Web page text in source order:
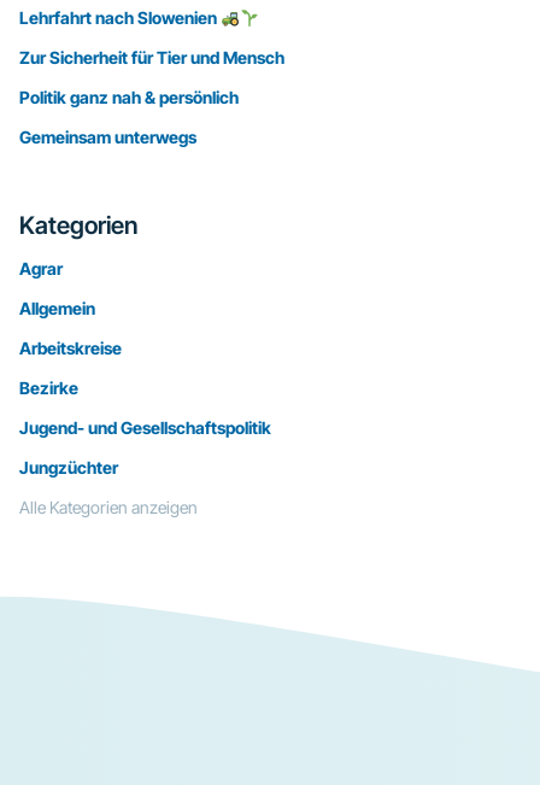
Lehrfahrt nach Slowenien
Zur Sicherheit für Tier und Mensch
Politik ganz nah & persönlich
Gemeinsam unterwegs
Kategorien
Agrar
Allgemein
Arbeitskreise
Bezirke
Jugend- und Gesellschaftspolitik
Jungzüchter
Alle Kategorien anzeigen